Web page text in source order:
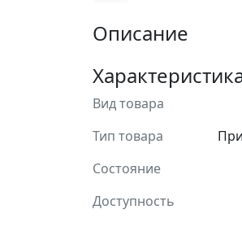
Описание
Вид товара
Тип товара
Состояние
Доступность